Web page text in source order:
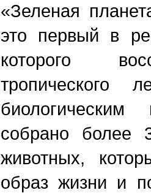
«Зеленая
это первый в
которого
биологическим
собрано более
животных,
образ жизни и